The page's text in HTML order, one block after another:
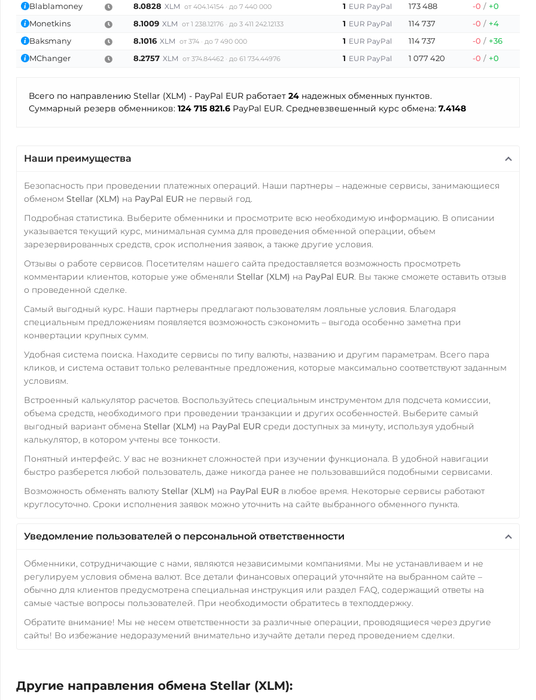
Blablamoney
8.0828 XLM от 404.14154 до 7 440 000 1 EUR PayPal 173 488 -0 / +0
Monetkins
8.1009 XLM от 1 238.12176 до 3 411 242.12133 1 EUR PayPal 114 737 -0 / +4
Baksmany
8.1016 XLM от 374 до 7 490 000 1 EUR PayPal 114 737 -0 / +36
MChanger
8.2757 XLM от 374.84462 до 61 734.44976 1 EUR PayPal 1 077 420 -0 / +0
Всего по направлению Stellar (XLM) - PayPal EUR работает 24надежных обменных пунктов.
Суммарный резерв обменников: 124 715 821.6PayPal EUR. Средневзвешенный курс обмена: 7.4148
Наши преимущества
Безопасность при проведении платежных операций. Наши партнеры – надежные сервисы, занимающиеся
обменом Stellar (XLM) на PayPal EURне первый год.
Подробная статистика. Выберите обменники и просмотрите всю необходимую информацию. В описании
указывается текущий курс, минимальная сумма для проведения обменной операции, объем
зарезервированных средств, срок исполнения заявок, а также другие условия.
Отзывы о работе сервисов. Посетителям нашего сайта предоставляется возможность просмотреть
комментарии клиентов, которые уже обменяли Stellar (XLM) на PayPal EUR. Вы также сможете оставить отзыв
о проведенной сделке.
Самый выгодный курс. Наши партнеры предлагают пользователям лояльные условия. Благодаря
специальным предложениям появляется возможность сэкономить – выгода особенно заметна при
конвертации крупных сумм.
Удобная система поиска. Находите сервисы по типу валюты, названию и другим параметрам. Всего пара
кликов, и система оставит только релевантные предложения, которые максимально соответствуют заданным
условиям.
Встроенный калькулятор расчетов. Воспользуйтесь специальным инструментом для подсчета комиссии,
объема средств, необходимого при проведении транзакции и других особенностей. Выберите самый
выгодный вариант обмена Stellar (XLM) на PayPal EURсреди доступных за минуту, используя удобный
калькулятор, в котором учтены все тонкости.
Понятный интерфейс. У вас не возникнет сложностей при изучении функционала. В удобной навигации
быстро разберется любой пользователь, даже никогда ранее не пользовавшийся подобными сервисами.
Возможность обменять валюту Stellar (XLM) на PayPal EURв любое время. Некоторые сервисы работают
круглосуточно. Сроки исполнения заявок можно уточнить на сайте выбранного обменного пункта.
Уведомление пользователей о персональной ответственности
Обменники, сотрудничающие с нами, являются независимыми компаниями. Мы не устанавливаем и не
регулируем условия обмена валют. Все детали финансовых операций уточняйте на выбранном сайте –
обычно для клиентов предусмотрена специальная инструкция или раздел FAQ, содержащий ответы на
самые частые вопросы пользователей. При необходимости обратитесь в техподдержку.
Обратите внимание! Мы не несем ответственности за различные операции, проводящиеся через другие
сайты! Во избежание недоразумений внимательно изучайте детали перед проведением сделки.
Другие направления обмена Stellar (XLM):